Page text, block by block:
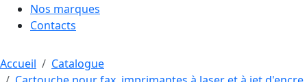
Nos marques
Contacts
Accueil
Catalogue